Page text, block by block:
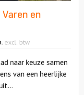
en
excl. btw
naar keuze samen
van een heerlijke